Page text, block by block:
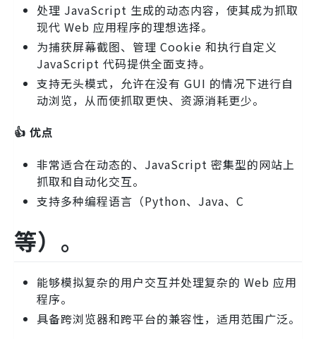
处理 JavaScript 生成的动态内容，使其成为抓取
现代 Web 应用程序的理想选择。
为捕获屏幕截图、管理 Cookie 和执行自定义
JavaScript 代码提供全面支持。
支持无头模式，允许在没有 GUI 的情况下进行自
动浏览，从而使抓取更快、资源消耗更少。
👍 优点
非常适合在动态的、JavaScript 密集型的网站上
抓取和自动化交互。
支持多种编程语言（Python、Java、C
等）。
能够模拟复杂的用户交互并处理复杂的 Web 应用
程序。
具备跨浏览器和跨平台的兼容性，适用范围广泛。